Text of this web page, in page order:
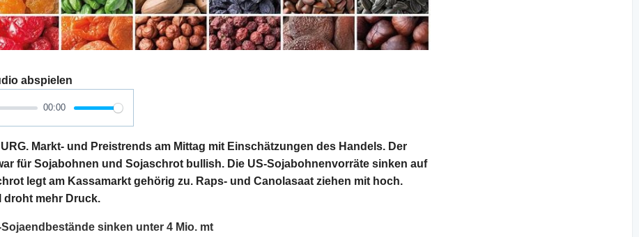
abspielen
00:00
Markt- und Preistrends am Mittag mit Einschätzungen des Handels. Der
für Sojabohnen und Sojaschrot bullish. Die US-Sojabohnenvorräte sinken auf
legt am Kassamarkt gehörig zu. Raps- und Canolasaat ziehen mit hoch.
droht mehr Druck.
sinken unter 4 Mio. mt